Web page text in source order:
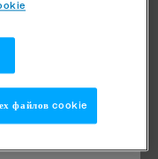
файлов cookie